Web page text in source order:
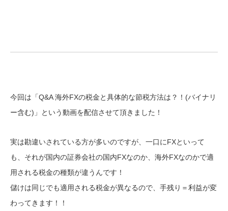
今回は「Q&A 海外FXの税金と具体的な節税方法は？！(バイナリ
ー含む)」という動画を配信させて頂きました！
実は勘違いされている方が多いのですが、一口にFXといって
も、それが国内の証券会社の国内FXなのか、海外FXなのかで適
用される税金の種類が違うんです！
儲けは同じでも適用される税金が異なるので、手残り＝利益が変
わってきます！！